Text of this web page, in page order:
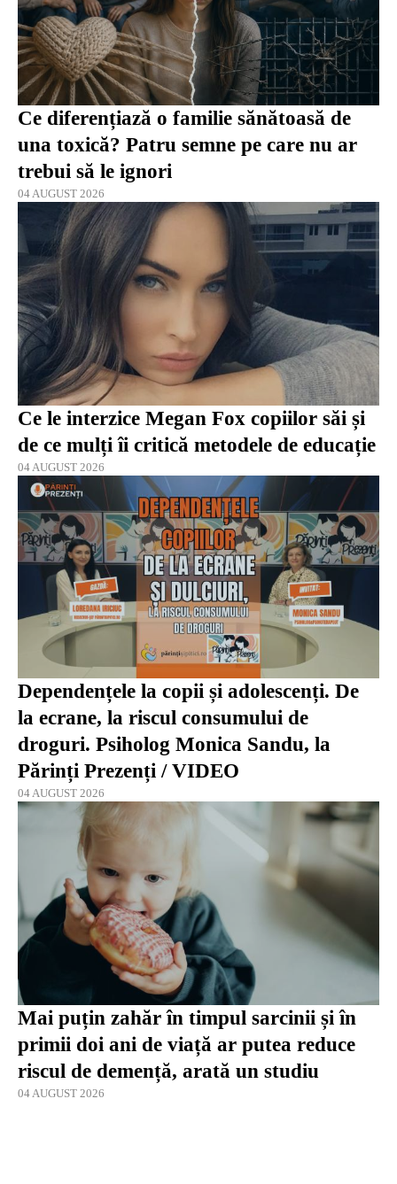
Ce diferențiază o familie sănătoasă de
una toxică? Patru semne pe care nu ar
trebui să le ignori
04 AUGUST 2026
Ce le interzice Megan Fox copiilor săi și
de ce mulți îi critică metodele de educație
04 AUGUST 2026
Dependențele la copii și adolescenți. De
la ecrane, la riscul consumului de
droguri. Psiholog Monica Sandu, la
Părinți Prezenți / VIDEO
04 AUGUST 2026
Mai puțin zahăr în timpul sarcinii și în
primii doi ani de viață ar putea reduce
riscul de demență, arată un studiu
04 AUGUST 2026